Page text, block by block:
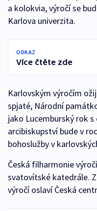
a kolokvia, výročí se
Karlova univerzita.
ODKAZ
Více čtěte zde
Karlovským výročím
spjaté, Národní
jako Lucemburský rok
arcibiskupství bude v
bohoslužby v
Česká filharmonie
svatovítské katedrále.
výročí oslaví Česká